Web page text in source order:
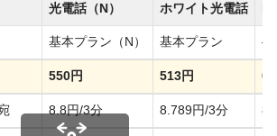
光電話（N） ホワイト光電話
基本プラン（N） 基本プラン –
550円 513円 0
8.8円/3分 8.789円/3分